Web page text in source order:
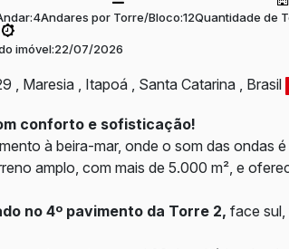
4Andares por Torre/Bloco:12Quantidade de
imóvel:22/07/2026
, Maresia , Itapoá , Santa Catarina , Brasil
conforto e sofisticação!
à beira-mar, onde o som das ondas
amplo, com mais de 5.000 m², e
no 4º pavimento da Torre 2, face sul,